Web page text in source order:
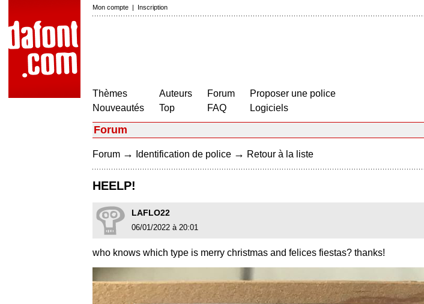
Mon compte | Inscription
Thèmes
Nouveautés
Auteurs
Top
Forum
FAQ
Proposer une police
Logiciels
Forum
Forum → Identification de police → Retour à la liste
HEELP!
LAFLO22
06/01/2022 à 20:01
who knows which type is merry christmas and felices fiestas? thanks!